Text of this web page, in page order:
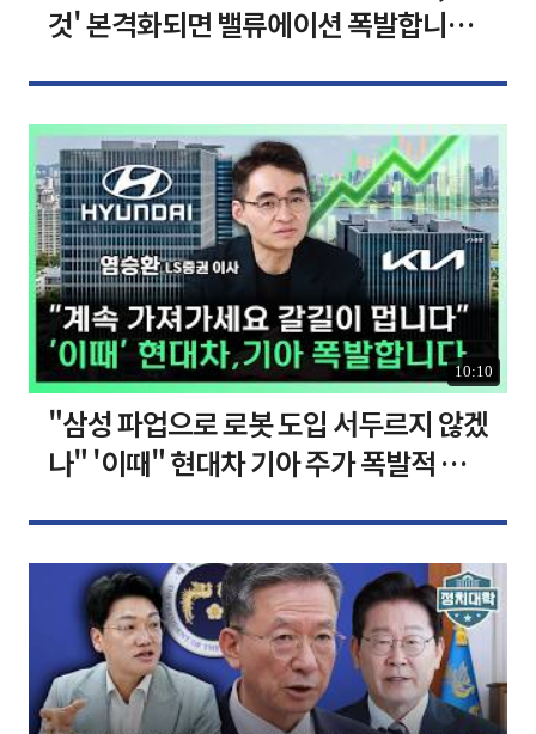
것' 본격화되면 밸류에이션 폭발합니다
10:10
"삼성 파업으로 로봇 도입 서두르지 않겠
나" '이때" 현대차 기아 주가 폭발적 성